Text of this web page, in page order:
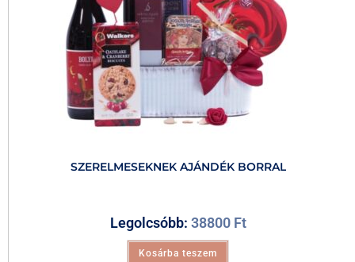
SZERELMESEKNEK AJÁNDÉK BORRAL
Legolcsóbb: 38800 Ft
Kosárba teszem